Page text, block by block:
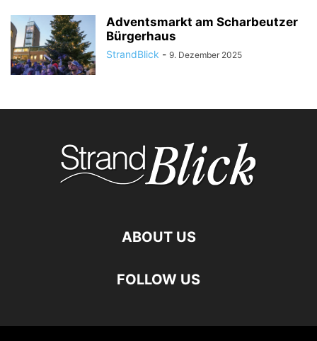
Adventsmarkt am Scharbeutzer
Bürgerhaus
StrandBlick - 9. Dezember 2025
ABOUT US
FOLLOW US